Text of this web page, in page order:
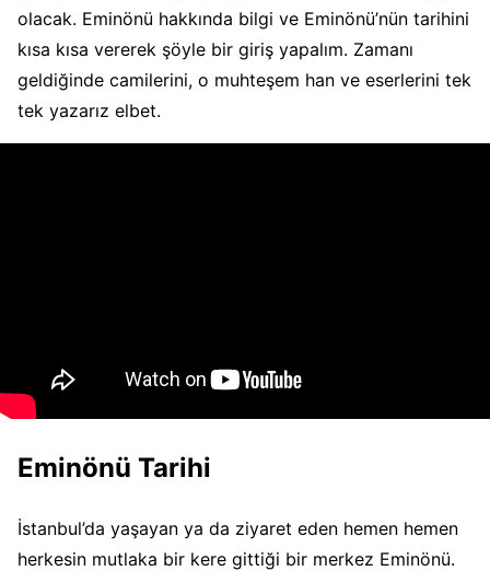
olacak. Eminönü hakkında bilgi ve Eminönü’nün tarihini
kısa kısa vererek şöyle bir giriş yapalım. Zamanı
geldiğinde camilerini, o muhteşem han ve eserlerini tek
tek yazarız elbet.
Eminönü Tarihi
İstanbul’da yaşayan ya da ziyaret eden hemen hemen
herkesin mutlaka bir kere gittiği bir merkez Eminönü.